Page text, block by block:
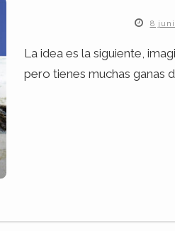
8
La idea es la siguiente,
pero tienes muchas ganas